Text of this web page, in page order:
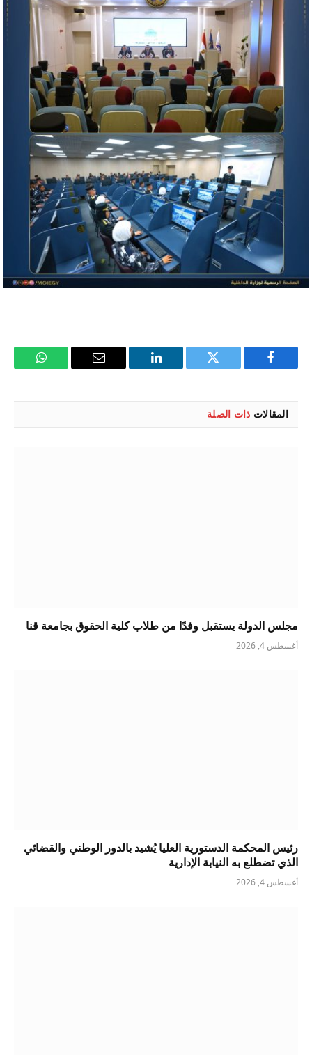
فيسبوك تويتر لينكدإن
البريد
واتساب
المقالات ذات الصلة
مجلس الدولة يستقبل وفدًا من طلاب كلية الحقوق بجامعة قنا
أغسطس 4, 2026
رئيس المحكمة الدستورية العليا يُشيد بالدور الوطني والقضائي
الذي تضطلع به النيابة الإدارية
أغسطس 4, 2026